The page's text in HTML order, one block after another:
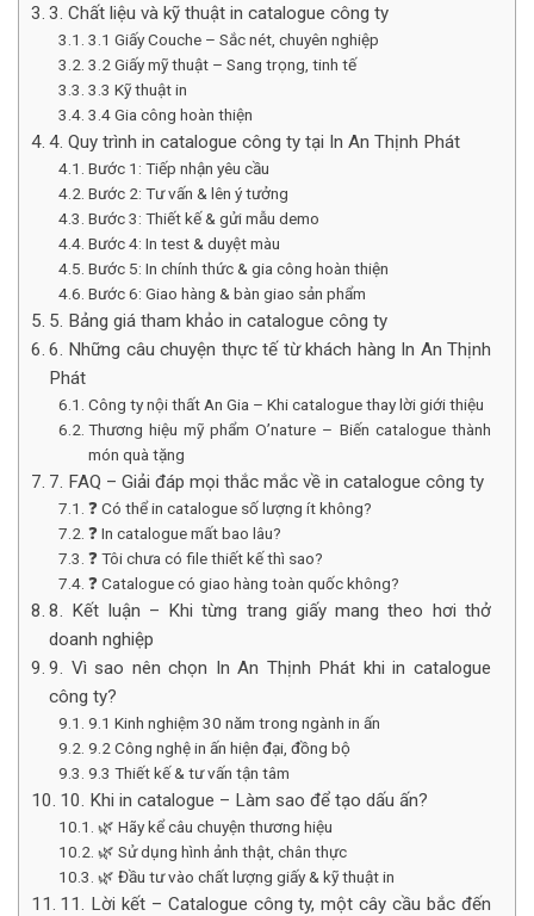
3. Chất liệu và kỹ thuật in catalogue công ty
3.1 Giấy Couche – Sắc nét, chuyên nghiệp
3.2 Giấy mỹ thuật – Sang trọng, tinh tế
3.3 Kỹ thuật in
3.4 Gia công hoàn thiện
4. Quy trình in catalogue công ty tại In An Thịnh Phát
Bước 1: Tiếp nhận yêu cầu
Bước 2: Tư vấn & lên ý tưởng
Bước 3: Thiết kế & gửi mẫu demo
Bước 4: In test & duyệt màu
Bước 5: In chính thức & gia công hoàn thiện
Bước 6: Giao hàng & bàn giao sản phẩm
5. Bảng giá tham khảo in catalogue công ty
6. Những câu chuyện thực tế từ khách hàng In An Thịnh
Phát
Công ty nội thất An Gia – Khi catalogue thay lời giới thiệu
Thương hiệu mỹ phẩm O’nature – Biến catalogue thành
món quà tặng
7. FAQ – Giải đáp mọi thắc mắc về in catalogue công ty
❓ Có thể in catalogue số lượng ít không?
❓ In catalogue mất bao lâu?
❓ Tôi chưa có file thiết kế thì sao?
❓ Catalogue có giao hàng toàn quốc không?
8. Kết luận – Khi từng trang giấy mang theo hơi thở
doanh nghiệp
9. Vì sao nên chọn In An Thịnh Phát khi in catalogue
công ty?
9.1 Kinh nghiệm 30 năm trong ngành in ấn
9.2 Công nghệ in ấn hiện đại, đồng bộ
9.3 Thiết kế & tư vấn tận tâm
10. Khi in catalogue – Làm sao để tạo dấu ấn?
🌿 Hãy kể câu chuyện thương hiệu
🌿 Sử dụng hình ảnh thật, chân thực
🌿 Đầu tư vào chất lượng giấy & kỹ thuật in
11. Lời kết – Catalogue công ty, một cây cầu bắc đến